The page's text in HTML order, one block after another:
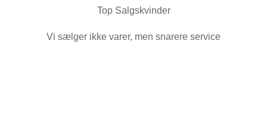
Top Salgskvinder
Vi sælger ikke varer, men snarere service